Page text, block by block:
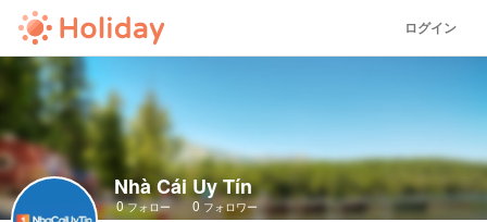
ログイン
Nhà Cái Uy Tín
0フォロー 0 フォロワー